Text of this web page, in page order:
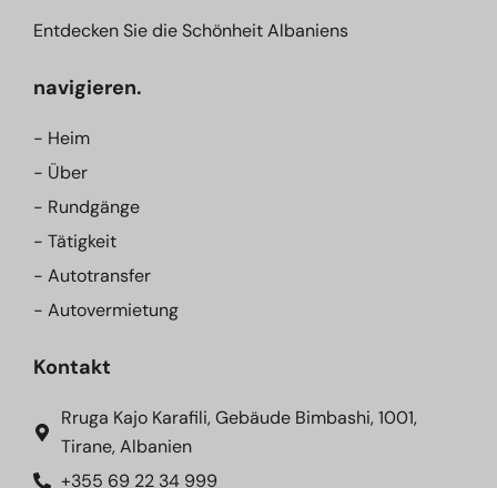
Entdecken Sie die Schönheit Albaniens
navigieren.
- Heim
- Über
- Rundgänge
- Tätigkeit
- Autotransfer
- Autovermietung
Kontakt
Rruga Kajo Karafili, Gebäude Bimbashi, 1001,
Tirane, Albanien
+355 69 22 34 999